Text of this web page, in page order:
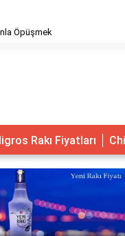
Öpüşmek
Rakı Fiyatları